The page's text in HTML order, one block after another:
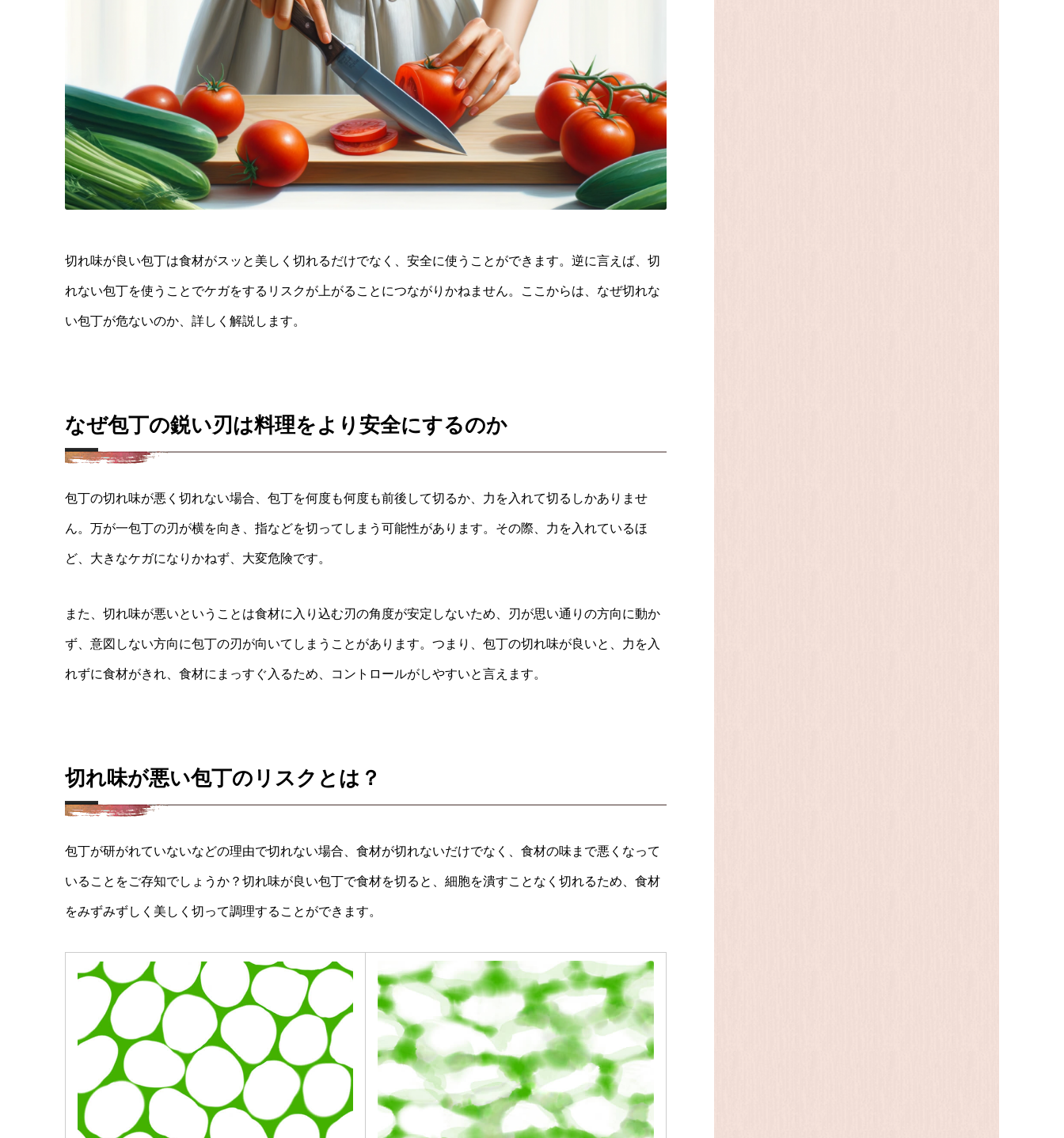
切れ味が良い包丁は食材がスッと美しく切れるだけでなく、安全に使うことができます。 逆に言えば、切
れない包丁を使うことでケガをするリスクが上がることにつながりかねません。 ここからは、なぜ切れな
い包丁が危ないのか、詳しく解説します。
なぜ包丁の鋭い刃は料理をより安全にするのか
包丁の切れ味が悪く切れない場合、包丁を何度も何度も前後して切るか、力を入れて切るしかありませ
ん。 万が一包丁の刃が横を向き、指などを切ってしまう可能性があります。その際、力を入れているほ
ど、大きなケガになりかねず、大変危険です。
また、切れ味が悪いということは食材に入り込む刃の角度が安定しないため、刃が思い通りの方向に動か
ず、意図しない方向に包丁の刃が向いてしまうことがあります。 つまり、包丁の切れ味が良いと、力を入
れずに食材がきれ、食材にまっすぐ入るため、コントロールがしやすいと言えます。
切れ味が悪い包丁のリスクとは？
包丁が研がれていないなどの理由で切れない場合、食材が切れないだけでなく、食材の味まで悪くなって
いることをご存知でしょうか？切れ味が良い包丁で食材を切ると、細胞を潰すことなく切れるため、 食材
をみずみずしく美しく切って調理することができます。